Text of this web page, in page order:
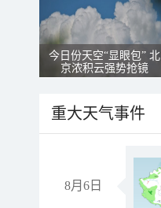
今日份天空“显眼包” 北
京浓积云强势抢镜
重大天气事件
8月6日